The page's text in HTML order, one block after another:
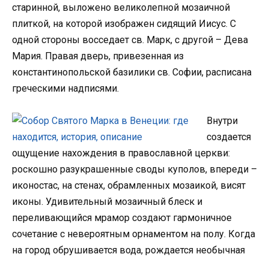
старинной, выложено великолепной мозаичной
плиткой, на которой изображен сидящий Иисус. С
одной стороны восседает св. Марк, с другой – Дева
Мария. Правая дверь, привезенная из
константинопольской базилики св. Софии, расписана
греческими надписями.
Внутри
создается
ощущение нахождения в православной церкви:
роскошно разукрашенные своды куполов, впереди –
иконостас, на стенах, обрамленных мозаикой, висят
иконы. Удивительный мозаичный блеск и
переливающийся мрамор создают гармоничное
сочетание с невероятным орнаментом на полу. Когда
на город обрушивается вода, рождается необычная